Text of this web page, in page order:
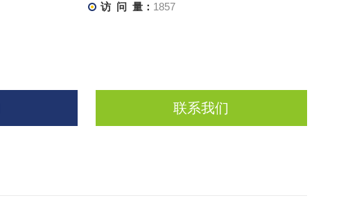
访 问 量： 1857
联系我们